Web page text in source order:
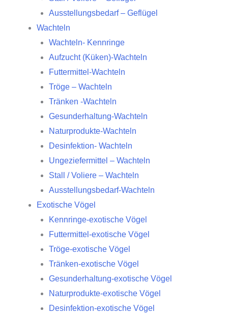
Ausstellungsbedarf – Geflügel
Wachteln
Wachteln- Kennringe
Aufzucht (Küken)-Wachteln
Futtermittel-Wachteln
Tröge – Wachteln
Tränken -Wachteln
Gesunderhaltung-Wachteln
Naturprodukte-Wachteln
Desinfektion- Wachteln
Ungeziefermittel – Wachteln
Stall / Voliere – Wachteln
Ausstellungsbedarf-Wachteln
Exotische Vögel
Kennringe-exotische Vögel
Futtermittel-exotische Vögel
Tröge-exotische Vögel
Tränken-exotische Vögel
Gesunderhaltung-exotische Vögel
Naturprodukte-exotische Vögel
Desinfektion-exotische Vögel